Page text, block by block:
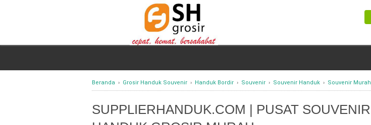
Beranda › Grosir Handuk Souvenir › Handuk Bordir › Souvenir › Souvenir Handuk › Souvenir Murah
SUPPLIERHANDUK.COM | PUSAT SOUVENIR